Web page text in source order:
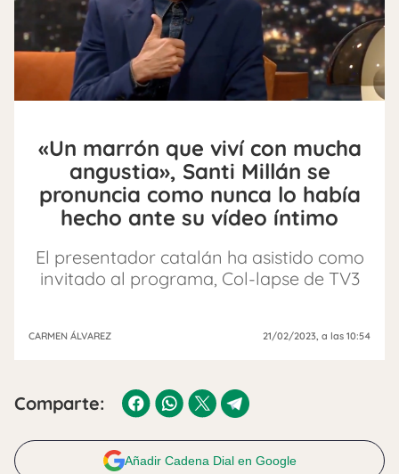
«Un marrón que viví con mucha
angustia», Santi Millán se
pronuncia como nunca lo había
hecho ante su vídeo íntimo
El presentador catalán ha asistido como
invitado al programa, Col-lapse de TV3
CARMEN ÁLVAREZ 21/02/2023, a las 10:54
Comparte:
Añadir Cadena Dial en Google